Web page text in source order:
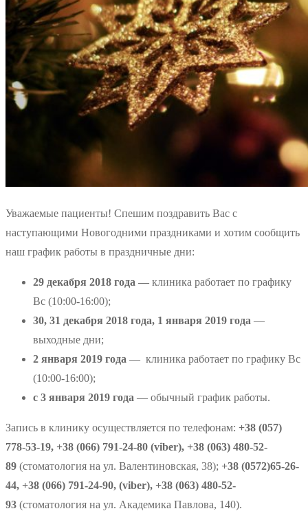
Уважаемые пациенты! Спешим поздравить Вас с
наступающими Новогодними праздниками и хотим сообщить
наш график работы в праздничные дни:
29 декабря 2018 года — клиника работает по графику
Вс (10:00-16:00);
30, 31 декабря 2018 года, 1 января 2019 года —
выходные дни;
2 января 2019 года — клиника работает по графику Вс
(10:00-16:00);
с 3 января 2019 года — обычный график работы.
Запись в клинику осуществляется по телефонам: +38 (057)
778-53-19, +38 (066) 791-24-80 (viber), +38 (063) 480-52-
89 (стоматология на ул. Валентиновская, 38); +38 (0572)65-26-
44, +38 (066) 791-24-90, (viber), +38 (063) 480-52-
93 (стоматология на ул. Академика Павлова, 140).